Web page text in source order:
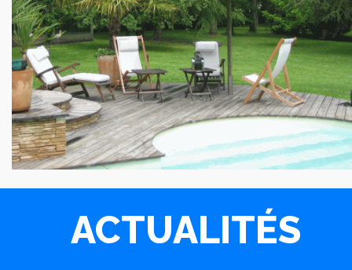
ACTUALITÉS